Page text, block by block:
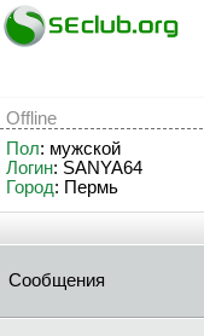
Offline
Пол: мужской
Логин: SANYA64
Город: Пермь
Сообщения